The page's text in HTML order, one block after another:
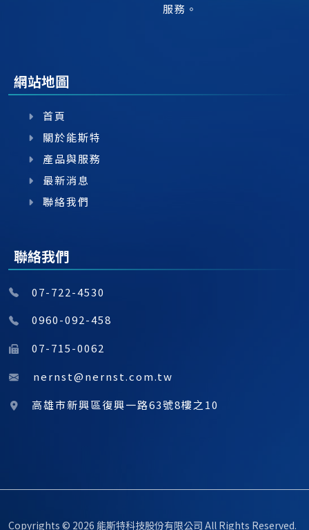
服務。
網站地圖
首頁
關於能斯特
產品與服務
最新消息
聯絡我們
聯絡我們
07-722-4530
0960-092-458
07-715-0062
nernst@nernst.com.tw
高雄市新興區復興一路63號8樓之10
Copyrights © 2026 能斯特科技股份有限公司 All Rights Reserved.